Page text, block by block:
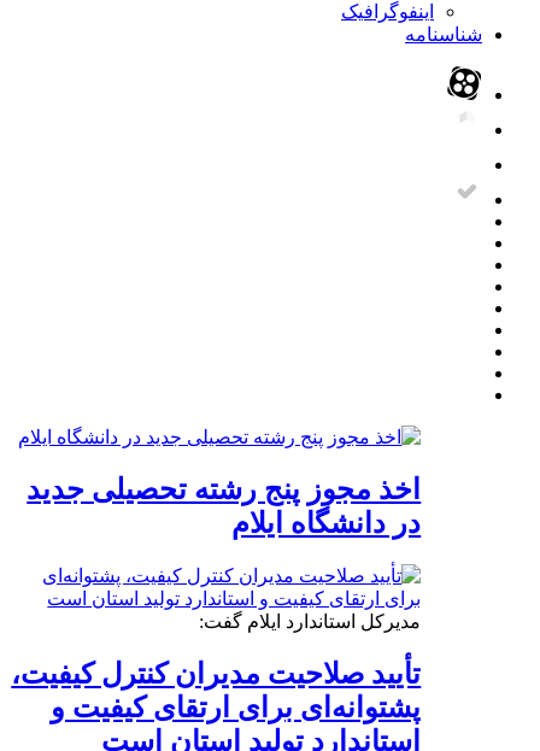
اینفوگرافیک
شناسنامه
اخذ مجوز پنج رشته تحصیلی جدید
در دانشگاه ایلام
مدیرکل استاندارد ایلام گفت:
تأیید صلاحیت مدیران کنترل کیفیت،
پشتوانه‌ای برای ارتقای کیفیت و
استاندارد تولید استان است